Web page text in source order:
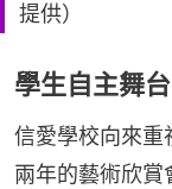
提供）
學生自主舞
信愛學校向來重
兩年的藝術欣賞